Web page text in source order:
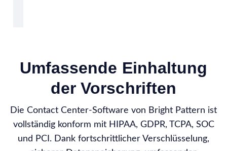
Umfassende Einhaltung
der Vorschriften
Die Contact Center-Software von Bright Pattern ist
vollständig konform mit HIPAA, GDPR, TCPA, SOC
und PCI. Dank fortschrittlicher Verschlüsselung,